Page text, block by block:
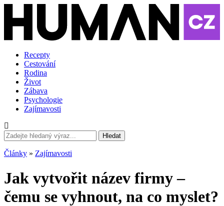
Recepty
Cestování
Rodina
Život
Zábava
Psychologie
Zajímavosti
Hledat
Články » Zajímavosti
Jak vytvořit název firmy –
čemu se vyhnout, na co myslet?